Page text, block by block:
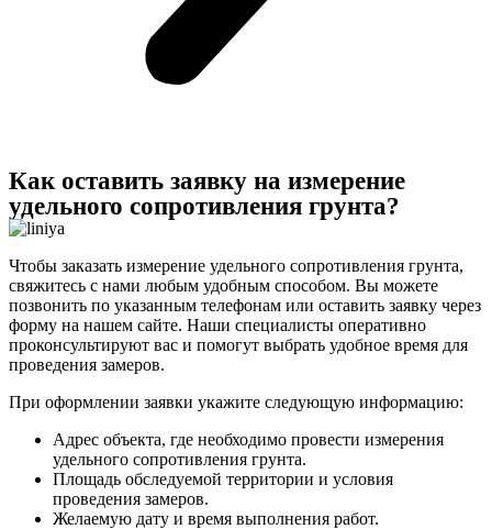
Как оставить заявку на измерение
удельного сопротивления грунта?
Чтобы заказать измерение удельного сопротивления грунта,
свяжитесь с нами любым удобным способом. Вы можете
позвонить по указанным телефонам или оставить заявку через
форму на нашем сайте. Наши специалисты оперативно
проконсультируют вас и помогут выбрать удобное время для
проведения замеров.
При оформлении заявки укажите следующую информацию:
Адрес объекта, где необходимо провести измерения
удельного сопротивления грунта.
Площадь обследуемой территории и условия
проведения замеров.
Желаемую дату и время выполнения работ.